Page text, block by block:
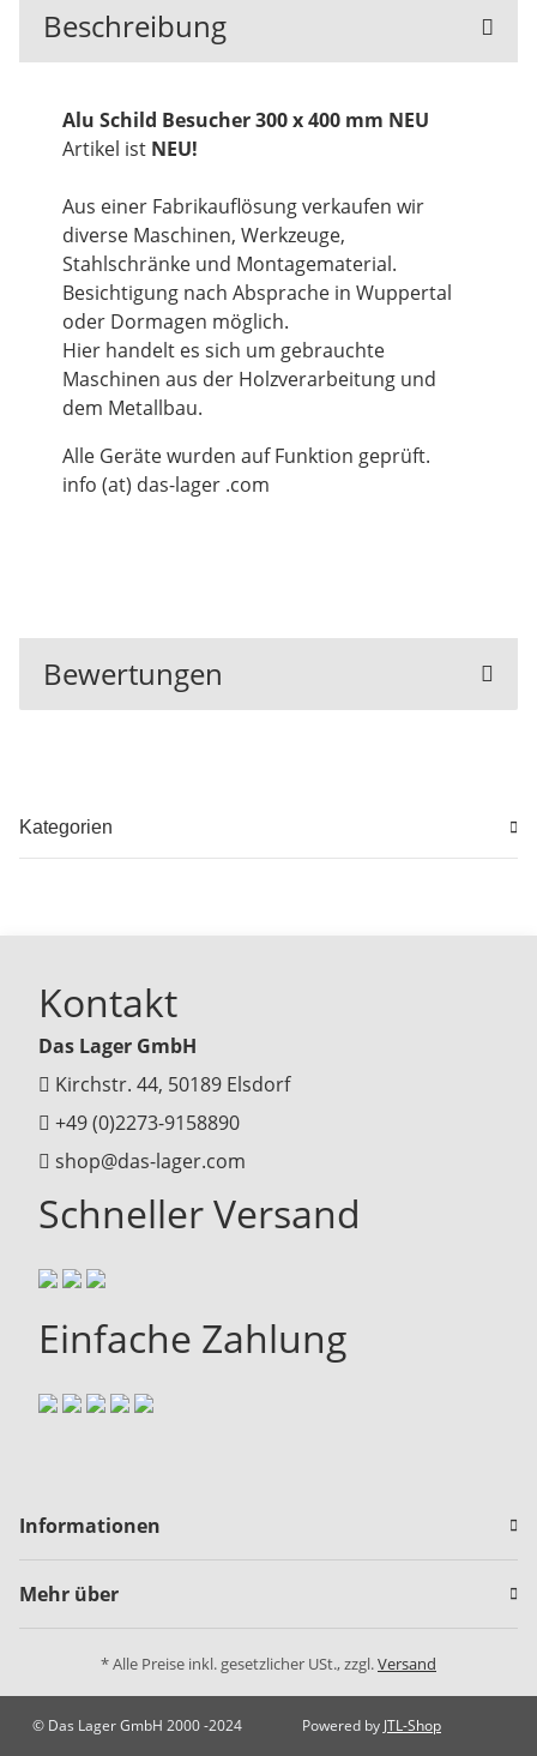
Beschreibung
Alu Schild Besucher 300 x 400 mm NEU
Artikel ist NEU!
Aus einer Fabrikauflösung verkaufen wir
diverse Maschinen, Werkzeuge,
Stahlschränke und Montagematerial.
Besichtigung nach Absprache in Wuppertal
oder Dormagen möglich.
Hier handelt es sich um gebrauchte
Maschinen aus der Holzverarbeitung und
dem Metallbau.
Alle Geräte wurden auf Funktion geprüft.
info (at) das-lager .com
Bewertungen
Kategorien
Kontakt
Das Lager GmbH
Kirchstr. 44, 50189 Elsdorf
+49 (0)2273-9158890
shop@das-lager.com
Schneller Versand
Einfache Zahlung
Informationen
Mehr über
* Alle Preise inkl. gesetzlicher USt., zzgl.Versand
© Das Lager GmbH 2000 -2024 Powered by JTL-Shop